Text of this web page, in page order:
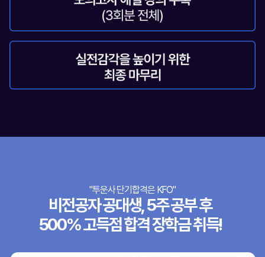
"투운사 단기합격은 KFO"
비전공자 공대생, 5주 공부 후
500% 고득점 합격 장학금 취득!